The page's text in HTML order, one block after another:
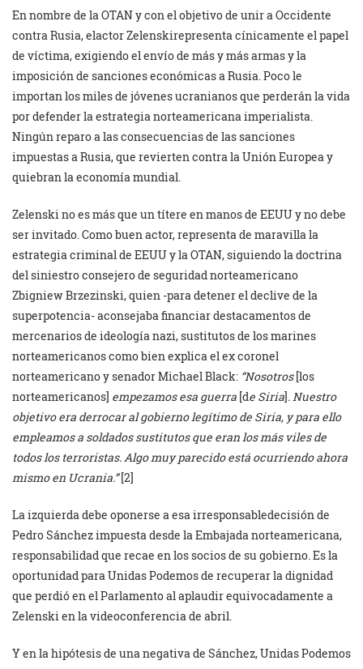
En nombre de la OTAN y con el objetivo de unir a Occidente
contra Rusia, elactor Zelenskirepresenta cínicamente el papel
de víctima, exigiendo el envío de más y más armas y la
imposición de sanciones económicas a Rusia. Poco le
importan los miles de jóvenes ucranianos que perderán la vida
por defender la estrategia norteamericana imperialista.
Ningún reparo a las consecuencias de las sanciones
impuestas a Rusia, que revierten contra la Unión Europea y
quiebran la economía mundial.
Zelenski no es más que un títere en manos de EEUU y no debe
ser invitado. Como buen actor, representa de maravilla la
estrategia criminal de EEUU y la OTAN, siguiendo la doctrina
del siniestro consejero de seguridad norteamericano
Zbigniew Brzezinski, quien -para detener el declive de la
superpotencia- aconsejaba financiar destacamentos de
mercenarios de ideología nazi, sustitutos de los marines
norteamericanos como bien explica el ex coronel
norteamericano y senador Michael Black: “Nosotros[los
norteamericanos] empezamos esa guerra [de Siria]. Nuestro
objetivo era derrocar al gobierno legítimo de Siria, y para ello
empleamos a soldados sustitutos que eran los más viles de
todos los terroristas. Algo muy parecido está ocurriendo ahora
mismo en Ucrania.”[2]
La izquierda debe oponerse a esa irresponsabledecisión de
Pedro Sánchez impuesta desde la Embajada norteamericana,
responsabilidad que recae en los socios de su gobierno. Es la
oportunidad para Unidas Podemos de recuperar la dignidad
que perdió en el Parlamento al aplaudir equivocadamente a
Zelenski en la videoconferencia de abril.
Y en la hipótesis de una negativa de Sánchez, Unidas Podemos